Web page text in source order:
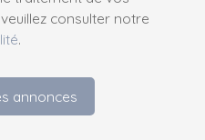
consulter notre
.
annonces